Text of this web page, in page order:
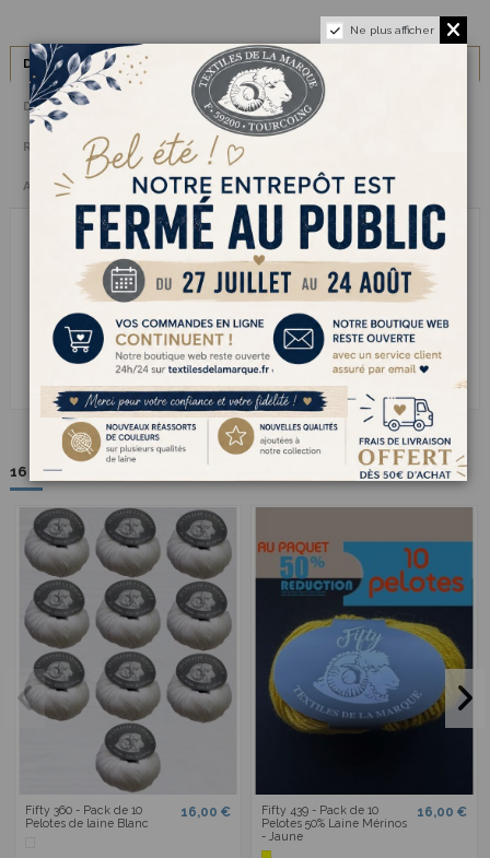
Description
Détails du produit
Reviews (0)
Avis clients
FIFTY c'est le fil à tricoter simple et fiable qu'on aime tricoter encore
et encore. Il combine la douceur naturelle de la laine mérinos à la
légèreté de l'acrylique pour un résultat à la fois chaud souple et
facile à entretenir. Il se tricote sans effort et donne de belles mailles
régulières parfaites pour les pulls gilets ou accessoires du
quotidien. Un vrai classique plein de charme qui sent bon le savoir-
faire et le plaisir de tricoter.
16 autres produits dans la même catégorie :
Fifty 360 - Pack de 10
Pelotes de laine Blanc
16,00 €
Fifty 439 - Pack de 10
Pelotes 50% Laine Mérinos
- Jaune
16,00 €
Ne plus afficher